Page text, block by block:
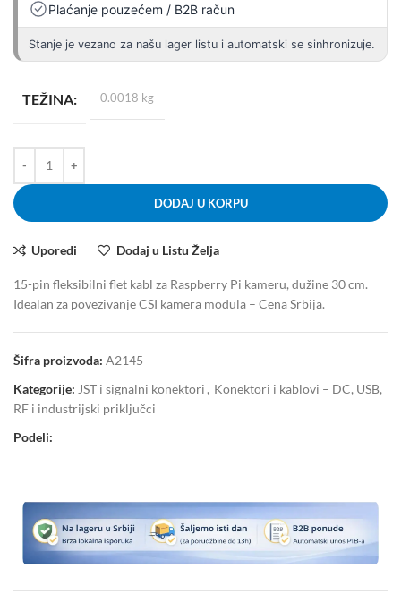
Plaćanje pouzećem / B2B račun
Stanje je vezano za našu lager listu i automatski se sinhronizuje.
TEŽINA 0.0018 kg
DODAJ U KORPU
Uporedi Dodaj u Listu Želja
15-pin fleksibilni flet kabl za Raspberry Pi kameru, dužine 30 cm.
Idealan za povezivanje CSI kamera modula – Cena Srbija.
Šifra proizvoda: A2145
Kategorije: JST i signalni konektori , Konektori i kablovi – DC, USB,
RF i industrijski priključci
Podeli: